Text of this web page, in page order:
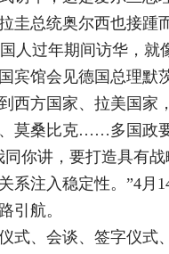
圭总统奥尔西也接
人过年期间访华，
宾馆会见德国总理默
西方国家、拉美国家
莫桑比克……多国政
同你讲，要打造具有
系注入稳定性。”4
引航。
式、会谈、签字仪